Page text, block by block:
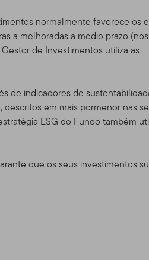
normalmente favorece os
a melhoradas a médio prazo
de Investimentos utiliza as
de indicadores de
em mais pormenor nas
ESG do Fundo também
que os seus investimentos
Global Advisors
de várias
Estados Unidos e
Series Funds e contas
e
fora dos Estados Unidos